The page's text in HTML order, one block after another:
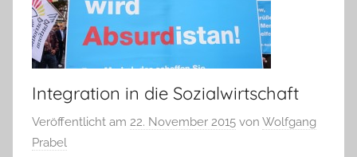
Integration in die Sozialwirtschaft
Veröffentlicht am 22. November 2015 von Wolfgang
Prabel